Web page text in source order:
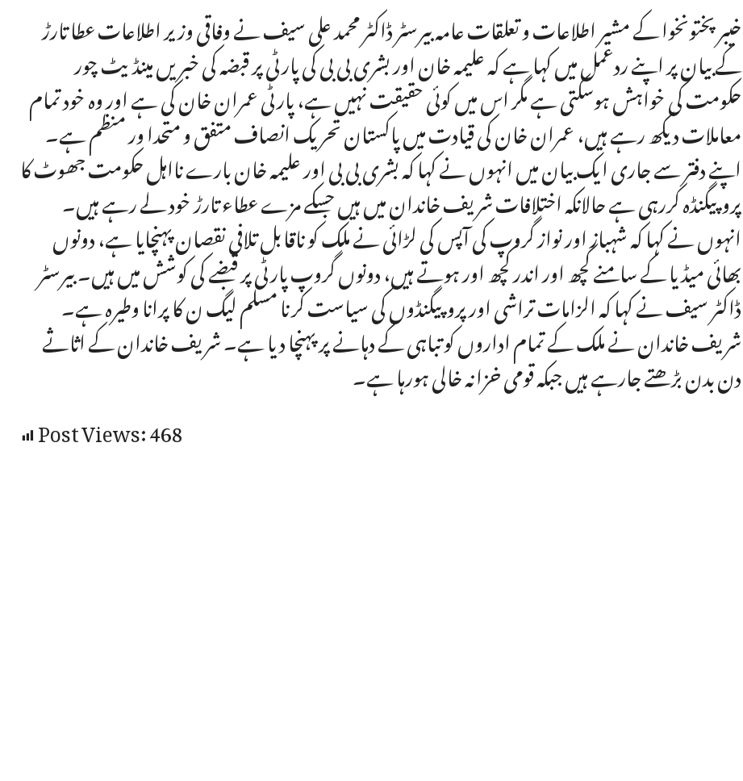
خیبر پختونخوا کے مشیر اطلاعات و تعلقات عامہ بیرسٹر ڈاکٹر محمد علی سیف نے وفاقی وزیر اطلاعات عطا تارڑ
کے بیان پر اپنے ردعمل میں کہا ہے کہ علیمہ خان اور بشری بی بی کی پارٹی پر قبضہ کی خبریں مینڈیٹ چور
حکومت کی خواہش ہوسکتی ہے مگر اس میں کوئی حقیقت نہیں ہے، پارٹی عمران خان کی ہے اور وہ خود تمام
معاملات دیکھ رہے ہیں، عمران خان کی قیادت میں پاکستان تحریک انصاف متفق و متحدا ور منظم ہے۔
اپنے دفتر سے جاری ایک بیان میں انہوں نے کہا کہ بشری بی بی اور علیمہ خان بارے نااہل حکومت جھوٹ کا
پروپیگنڈہ کررہی ہے حالانکہ اختلافات شریف خاندان میں ہیں جسکے مزے عطاء تارڑ خود لے رہے ہیں۔
انہوں نے کہا کہ شہباز اور نواز گروپ کی آپس کی لڑائی نے ملک کو ناقابل تلافی نقصان پہنچایا ہے، دونوں
بھائی میڈیا کے سامنے کچھ اور اندر کچھ اور ہوتے ہیں، دونوں گروپ پارٹی پر قبضے کی کوشش میں ہیں۔ بیرسٹر
ڈاکٹر سیف نے کہا کہ الزامات تراشی اور پروپیگنڈوں کی سیاست کرنا مسلم لیگ ن کا پرانا وطیرہ ہے۔
شریف خاندان نے ملک کے تمام اداروں کو تباہی کے دہانے پر پہنچا دیا ہے۔ شریف خاندان کے اثاثے
دن بدن بڑھتے جارہے ہیں جبکہ قومی خزانہ خالی ہورہا ہے۔
Post Views:468